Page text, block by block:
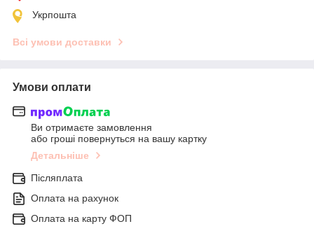
Укрпошта
Всі умови доставки
Умови оплати
Ви отримаєте замовлення
або гроші повернуться на вашу картку
Детальніше
Післяплата
Оплата на рахунок
Оплата на карту ФОП